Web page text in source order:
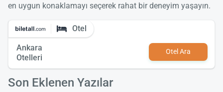
en uygun konaklamayı seçerek rahat bir deneyim yaşayın.
Otel
Ankara
Otelleri
Otel Ara
Son Eklenen Yazılar